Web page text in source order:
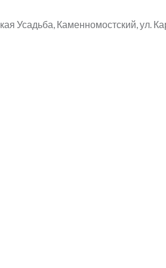
Усадьба, Каменномостский, ул.